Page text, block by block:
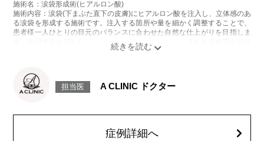
施術名：涙袋形成術(ヒアルロン酸)
施術内容：涙袋(下まぶた直下の皮膚)にヒアルロン酸を注入し、立体感のあ
る涙袋を形成する施術です。注入する箇所や量を細かく調整することで、
患者様一人ひとりの目元のバランスに合わせた自然な仕上がりを目指しま
す。使用するヒアルロン酸は、時間とともに体内に吸収される性質があり
ます。持続期間は製剤の種類や体質、代謝などにより個人差があります。
とがございます。また、稀にアレルギー、細菌感染症、血管閉塞などが生
じることがございます。注入箇所を強く刺激するようなマッサージは1〜2
レスチレン 76,800円(税込)
レスチレンリフト※横浜院限定 98,800円(税込)
ジュビダームビスタ ボルベラ XC 131,800円(税込)
担当医 A CLINIC ドクター
症例詳細へ